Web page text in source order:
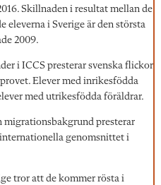
Skillnaden i resultat mellan de
eleverna i Sverige är den största
2009.
i ICCS presterar svenska flickor
Elever med inrikesfödda
med utrikesfödda föräldrar.
migrationsbakgrund presterar
genomsnittet i
tror att de kommer rösta i